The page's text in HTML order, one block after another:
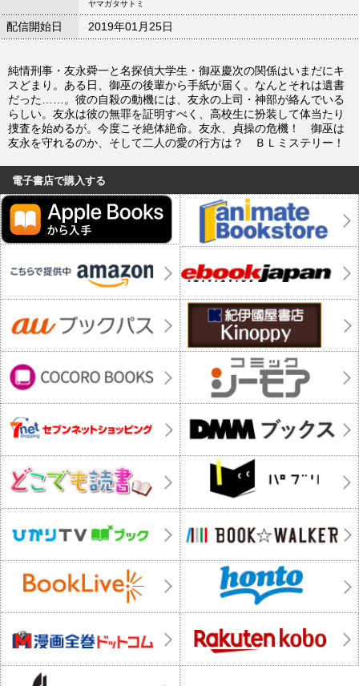
ヤマガタサトミ
配信開始日 2019年01月25日
純情刑事・友永舜一と名探偵大学生・御巫慶次の関係はいまだにキ
スどまり。ある日、御巫の後輩から手紙が届く。なんとそれは遺書
だった……。彼の自殺の動機には、友永の上司・神部が絡んでいる
らしい。友永は彼の無罪を証明すべく、高校生に扮装して体当たり
捜査を始めるが。今度こそ絶体絶命。友永、貞操の危機！ 御巫は
友永を守れるのか、そして二人の愛の行方は？ ＢＬミステリー！
電子書店で購入する